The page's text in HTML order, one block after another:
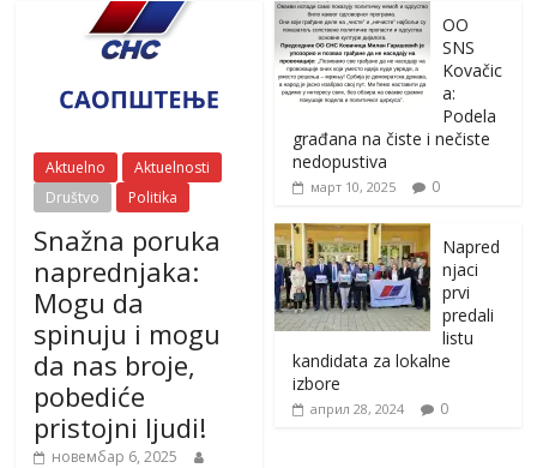
Aktuelno
Aktuelnosti
Društvo
Politika
Snažna poruka
naprednjaka:
Mogu da
spinuju i mogu
da nas broje,
pobediće
pristojni ljudi!
новембар 6, 2025
OO
SNS
Kovačic
a:
Podela
građana na čiste i nečiste
nedopustiva
март 10, 2025 0
Napred
njaci
prvi
predali
listu
kandidata za lokalne
izbore
април 28, 2024 0